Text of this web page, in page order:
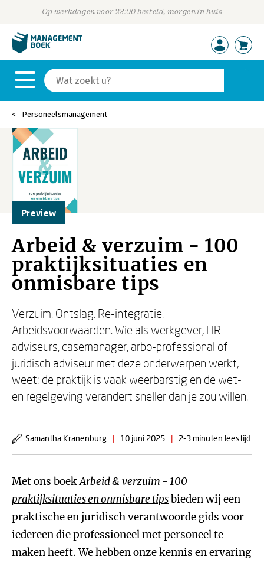
Op werkdagen voor 23:00 besteld, morgen in huis
Personeelsmanagement
Preview
Arbeid & verzuim - 100
praktijksituaties en
onmisbare tips
Verzuim. Ontslag. Re-integratie.
Arbeidsvoorwaarden. Wie als werkgever, HR-
adviseurs, casemanager, arbo-professional of
juridisch adviseur met deze onderwerpen werkt,
weet: de praktijk is vaak weerbarstig en de wet-
en regelgeving verandert sneller dan je zou willen.
Samantha Kranenburg | 10 juni 2025 | 2-3 minuten leestijd
Met ons boekArbeid & verzuim - 100
praktijksituaties en onmisbare tipsbieden wij een
praktische en juridisch verantwoorde gids voor
iedereen die professioneel met personeel te
maken heeft. We hebben onze kennis en ervaring